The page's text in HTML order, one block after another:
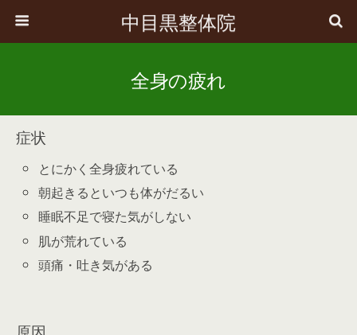
中目黒整体院
全身の疲れ
症状
とにかく全身疲れている
朝起きるといつも体がだるい
睡眠不足で寝た気がしない
肌が荒れている
頭痛・吐き気がある
原因